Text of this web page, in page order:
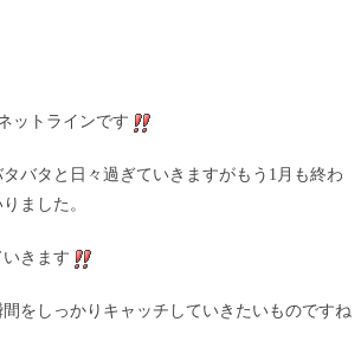
ットラインです
バタと日々過ぎていきますがもう1月も終わ
ました。
きます
をしっかりキャッチしていきたいものですね